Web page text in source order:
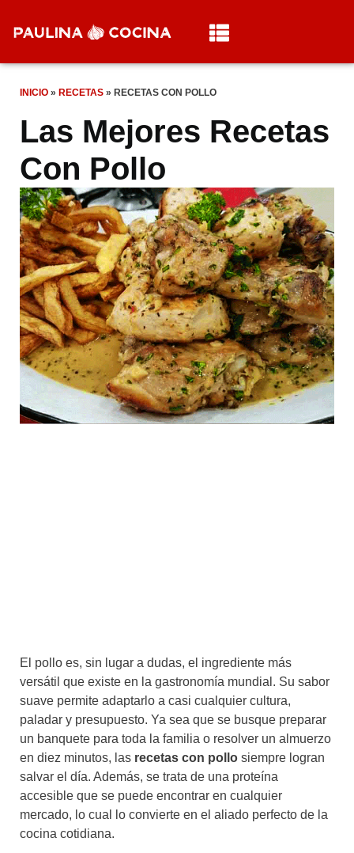
INICIO » RECETAS » RECETAS CON POLLO
Las Mejores Recetas
Con Pollo
El pollo es, sin lugar a dudas, el ingrediente más
versátil que existe en la gastronomía mundial. Su sabor
suave permite adaptarlo a casi cualquier cultura,
paladar y presupuesto. Ya sea que se busque preparar
un banquete para toda la familia o resolver un almuerzo
en diez minutos, las recetas con pollo siempre logran
salvar el día. Además, se trata de una proteína
accesible que se puede encontrar en cualquier
mercado, lo cual lo convierte en el aliado perfecto de la
cocina cotidiana.